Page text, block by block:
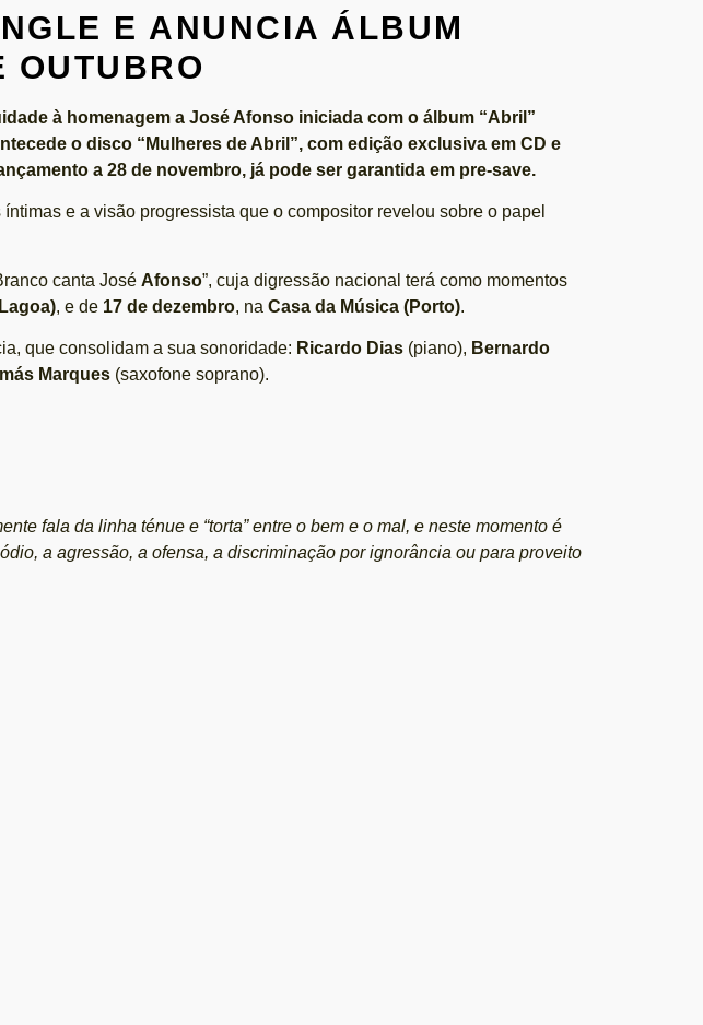
E ANUNCIA ÁLBUM
OUTUBRO
à homenagem a José Afonso iniciada com o álbum “Abril”
o disco “Mulheres de Abril”, com edição exclusiva em CD e
a 28 de novembro, já pode ser garantida em pre-save.
e a visão progressista que o compositor revelou sobre o papel
canta José Afonso”, cuja digressão nacional terá como momentos
, e de 17 de dezembro, na Casa da Música (Porto).
que consolidam a sua sonoridade: Ricardo Dias (piano), Bernardo
Marques (saxofone soprano).
fala da linha ténue e “torta” entre o bem e o mal, e neste momento é
a agressão, a ofensa, a discriminação por ignorância ou para proveito